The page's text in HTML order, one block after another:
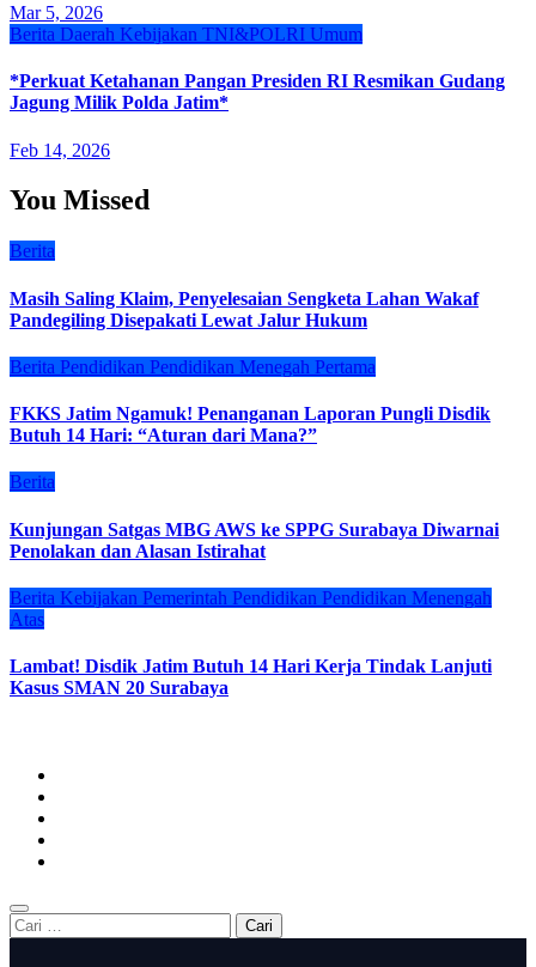
Mar 5, 2026
Berita Daerah Kebijakan TNI&POLRI Umum
*Perkuat Ketahanan Pangan Presiden RI Resmikan Gudang
Jagung Milik Polda Jatim*
Feb 14, 2026
You Missed
Berita
Masih Saling Klaim, Penyelesaian Sengketa Lahan Wakaf
Pandegiling Disepakati Lewat Jalur Hukum
Berita Pendidikan Pendidikan Menegah Pertama
FKKS Jatim Ngamuk! Penanganan Laporan Pungli Disdik
Butuh 14 Hari: “Aturan dari Mana?”
Berita
Kunjungan Satgas MBG AWS ke SPPG Surabaya Diwarnai
Penolakan dan Alasan Istirahat
Berita Kebijakan Pemerintah Pendidikan Pendidikan Menengah
Atas
Lambat! Disdik Jatim Butuh 14 Hari Kerja Tindak Lanjuti
Kasus SMAN 20 Surabaya
Cari
untuk: